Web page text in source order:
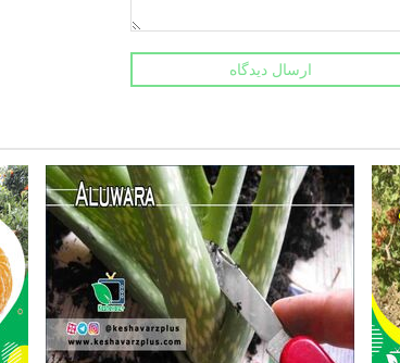
ارسال دیدگاه